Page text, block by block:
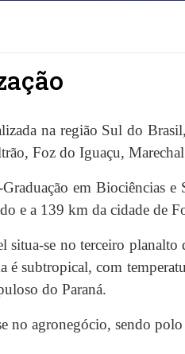
na região Sul do
Foz do Iguaçu,
em Biociências
e a 139 km da cidade de
situa-se no terceiro
é subtropical, com
do Paraná.
no agronegócio, sendo